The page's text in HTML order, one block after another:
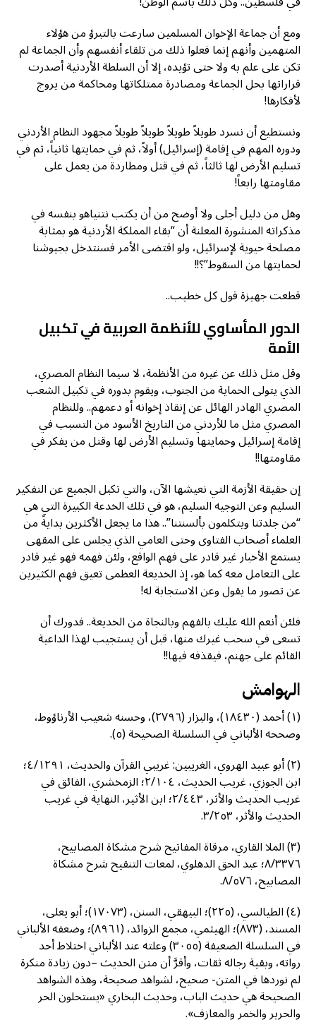
ومع أن جماعة الإخوان المسلمين سارعت بالتبرؤ من هؤلاء
المتهمين وأنهم إنما فعلوا ذلك من تلقاء أنفسهم وأن الجماعة لم
تكن على علم به ولا حتى تؤيده، إلا أن السلطة الأردنية أصدرت
قراراتها بحل الجماعة ومصادرة ممتلكاتها ومحاكمة من يروج
لأفكارها!
ونستطيع أن نسرد طويلاً طويلاً طويلاً طويلاً مجهود النظام الأردني
ودوره المهم في إقامة (إسرائيل) أولاً، ثم في حمايتها ثانياً، ثم في
تسليم الأرض لها ثالثاً، ثم في قتل ومطاردة من يعمل على
مقاومتها رابعاً!
وهل من دليل أجلى ولا أوضح من أن يكتب نتنياهو بنفسه في
مذكراته المنشورة المعلنة أن “بقاء المملكة الأردنية هو بمثابة
مصلحة حيوية لإسرائيل، ولو اقتضى الأمر فسنتدخل بجيوشنا
لحمايتها من السقوط”؟!!
قطعت جهيزة قول كل خطيب..
الدور المأساوي للأنظمة العربية في تكبيل
الأمة
وقل مثل ذلك عن غيره من الأنظمة، لا سيما النظام المصري،
الذي يتولى الحماية من الجنوب، ويقوم بدوره في تكبيل الشعب
المصري الهادر الهائل عن إنقاذ إخوانه أو دعمهم.. وللنظام
المصري مثل ما للأردني من التاريخ الأسود من التسبب في
إقامة إسرائيل وحمايتها وتسليم الأرض لها وقتل من يفكر في
مقاومتها!!
إن حقيقة الأزمة التي نعيشها الآن، والتي تكبل الجميع عن التفكير
السليم وعن التوجيه السليم، هو في تلك الخدعة الكبيرة التي هي
“من جلدتنا ويتكلمون بألسنتنا”.. هذا ما يجعل الأكثرين بدايةً من
العلماء أصحاب الفتاوى وحتى العامي الذي يجلس على المقهى
يستمع الأخبار غير قادر على فهم الواقع، ولئن فهمه فهو غير قادر
على التعامل معه كما هو، إذ الخديعة العظمى تعيق فهم الكثيرين
عن تصور ما يقول وعن الاستجابة له!
فلئن أنعم الله عليك بالفهم وبالنجاة من الخديعة.. فدورك أن
تسعى في سحب غيرك منها، قبل أن يستجيب لهذا الداعية
القائم على جهنم، فيقذفه فيها!!
الهوامش
(١) أحمد (١٨٤٣٠)، والبزار (٢٧٩٦)، وحسنه شعيب الأرناؤوط،
وصححه الألباني في السلسلة الصحيحة (٥).
(٢) أبو عبيد الهروي، الغريبين: غريبي القرآن والحديث، ٤/١٢٩١؛
ابن الجوزي، غريب الحديث، ٢/١٠٤؛ الزمخشري، الفائق في
غريب الحديث والأثر، ٢/٤٤٣؛ ابن الأثير، النهاية في غريب
الحديث والأثر، ٣/٢٥٣.
(٣) الملا القاري، مرقاة المفاتيح شرح مشكاة المصابيح،
٨/٣٣٧٦؛ عبد الحق الدهلوي، لمعات التنقيح شرح مشكاة
المصابيح، ٨/٥٧٦.
(٤) الطيالسي، (٢٢٥)؛ البيهقي، السنن، (١٧٠٧٣)؛ أبو يعلى،
المسند، (٨٧٣)؛ الهيثمي، مجمع الزوائد، (٨٩٦١)؛ وضعفه الألباني
في السلسلة الضعيفة (٣٠٥٥) وعلته عند الألباني اختلاط أحد
رواته، وبقية رجاله ثقات، وأقرَّ أن متن الحديث –دون زيادة منكرة
لم نوردها في المتن- صحيح، لشواهد صحيحة، وهذه الشواهد
الصحيحة هي حديث الباب، وحديث البخاري «يستحلون الحر
والحرير والخمر والمعازف».